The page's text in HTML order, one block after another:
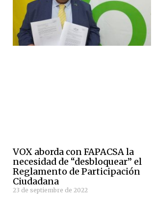
VOX aborda con FAPACSA la
necesidad de “desbloquear” el
Reglamento de Participación
Ciudadana
23 de septiembre de 2022